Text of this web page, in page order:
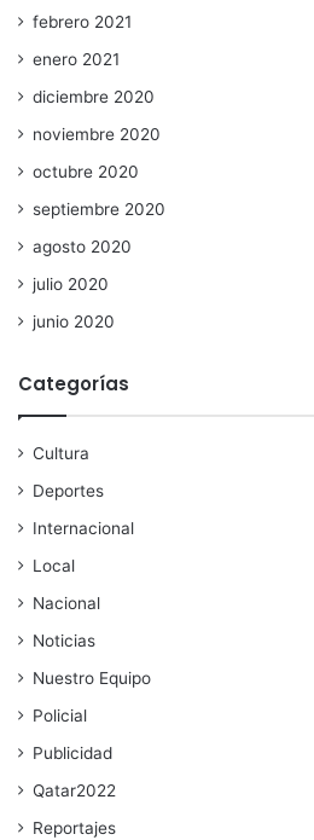
febrero 2021
enero 2021
diciembre 2020
noviembre 2020
octubre 2020
septiembre 2020
agosto 2020
julio 2020
junio 2020
Categorías
Cultura
Deportes
Internacional
Local
Nacional
Noticias
Nuestro Equipo
Policial
Publicidad
Qatar2022
Reportajes